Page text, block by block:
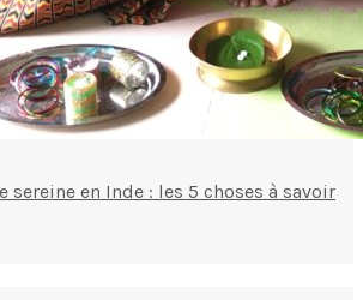
sereine en Inde : les 5 choses à savoir